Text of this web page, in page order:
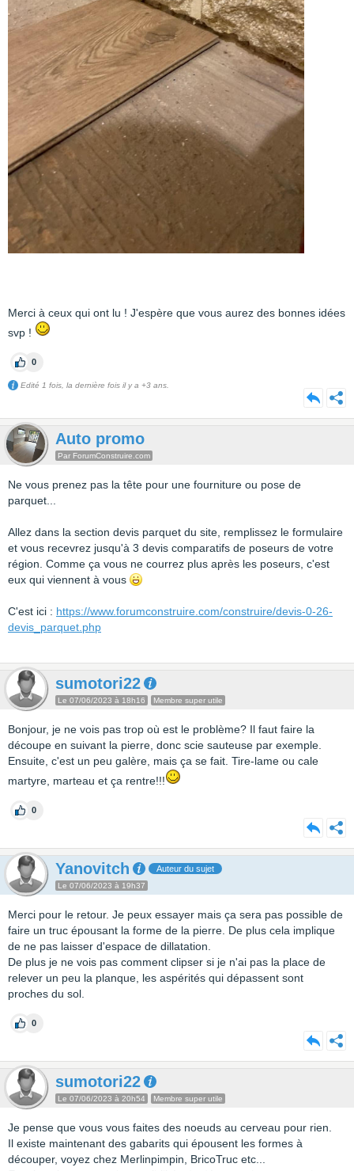
Merci à ceux qui ont lu ! J'espère que vous aurez des bonnes idées
svp !
0
Edité 1 fois, la dernière fois il y a +3 ans.
Auto promo
Par ForumConstruire.com
Ne vous prenez pas la tête pour une fourniture ou pose de
parquet...
Allez dans la section devis parquet du site, remplissez le formulaire
et vous recevrez jusqu'à 3 devis comparatifs de poseurs de votre
région. Comme ça vous ne courrez plus après les poseurs, c'est
eux qui viennent à vous
C'est ici : https://www.forumconstruire.com/construire/devis-0-26-
devis_parquet.php
sumotori22
Le 07/06/2023 à 18h16 Membre super utile
Bonjour, je ne vois pas trop où est le problème? Il faut faire la
découpe en suivant la pierre, donc scie sauteuse par exemple.
Ensuite, c'est un peu galère, mais ça se fait. Tire-lame ou cale
martyre, marteau et ça rentre!!!
0
Yanovitch Auteur du sujet
Le 07/06/2023 à 19h37
Merci pour le retour. Je peux essayer mais ça sera pas possible de
faire un truc épousant la forme de la pierre. De plus cela implique
de ne pas laisser d'espace de dillatation.
De plus je ne vois pas comment clipser si je n'ai pas la place de
relever un peu la planque, les aspérités qui dépassent sont
proches du sol.
0
sumotori22
Le 07/06/2023 à 20h54 Membre super utile
Je pense que vous vous faites des noeuds au cerveau pour rien.
Il existe maintenant des gabarits qui épousent les formes à
découper, voyez chez Merlinpimpin, BricoTruc etc...